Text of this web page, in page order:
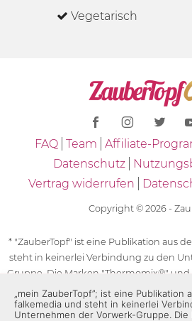
Vegetarisch
FAQ Team Affiliate-
Datenschutz
Vertrag widerrufen
Copyright © 2026 -
* "ZauberTopf" ist eine Publikation aus
steht in keinerlei Verbindung zu den
Gruppe. Die Marken "Thermomix®"
des "Thermomix®" sind eingetragene
der Vorwerk-Gruppe. Die Marken
„mein ZauberTopf”; ist eine Publikation
falkemedia und steht in keinerlei
Unternehmen der Vorwerk-Gruppe.